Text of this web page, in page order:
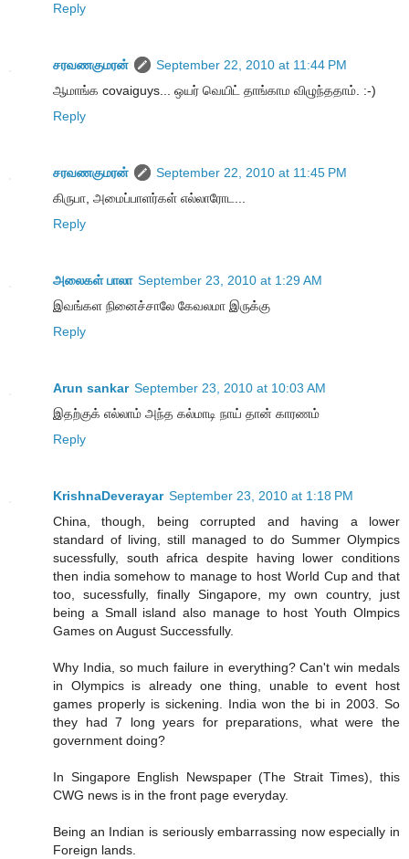
Reply
சரவணகுமரன்
September 22, 2010 at 11:44 PM
ஆமாங்க covaiguys... ஒயர் வெயிட் தாங்காம விழுந்ததாம். :-)
Reply
சரவணகுமரன்
September 22, 2010 at 11:45 PM
கிருபா, அமைப்பாளர்கள் எல்லாரோட...
Reply
அலைகள் பாலா September 23, 2010 at 1:29 AM
இவங்கள நினைச்சாலே கேவலமா இருக்கு
Reply
Arun sankar September 23, 2010 at 10:03 AM
இதற்குக் எல்லாம் அந்த கல்மாடி நாய் தான் காரணம்
Reply
KrishnaDeverayar September 23, 2010 at 1:18 PM
China, though, being corrupted and having a lower
standard of living, still managed to do Summer Olympics
sucessfully, south africa despite having lower conditions
then india somehow to manage to host World Cup and that
too, sucessfully, finally Singapore, my own country, just
being a Small island also manage to host Youth Olmpics
Games on August Successfully.
Why India, so much failure in everything? Can't win medals
in Olympics is already one thing, unable to event host
games properly is sickening. India won the bi in 2003. So
they had 7 long years for preparations, what were the
government doing?
In Singapore English Newspaper (The Strait Times), this
CWG news is in the front page everyday.
Being an Indian is seriously embarrassing now especially in
Foreign lands.